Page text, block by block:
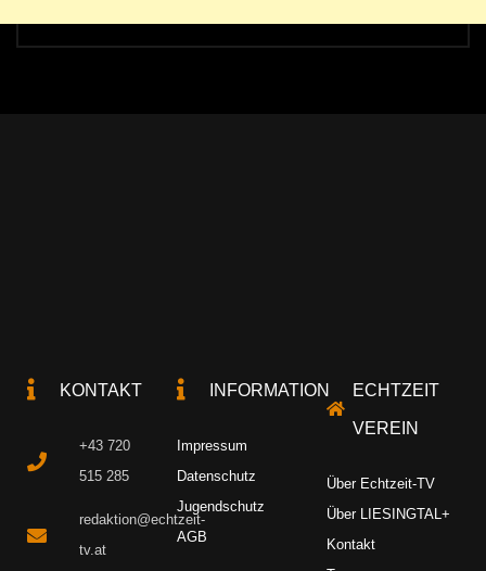
KONTAKT
+43 720
515 285
redaktion@echtzeit-
tv.at
INFORMATION
Impressum
Datenschutz
Jugendschutz
AGB
ECHTZEIT
VEREIN
Über Echtzeit-TV
Über LIESINGTAL+
Kontakt